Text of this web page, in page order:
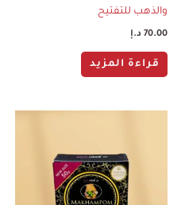
والذهب للتفتيح
70.00 د.إ
قراءة المزيد